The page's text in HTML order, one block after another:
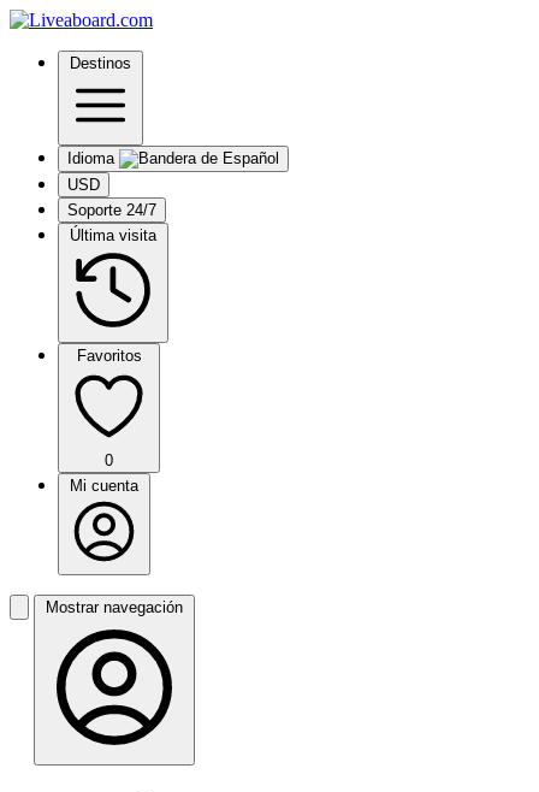
Destinos
Idioma
USD
Soporte 24/7
Última visita
Favoritos
0
Mi cuenta
Mostrar navegación